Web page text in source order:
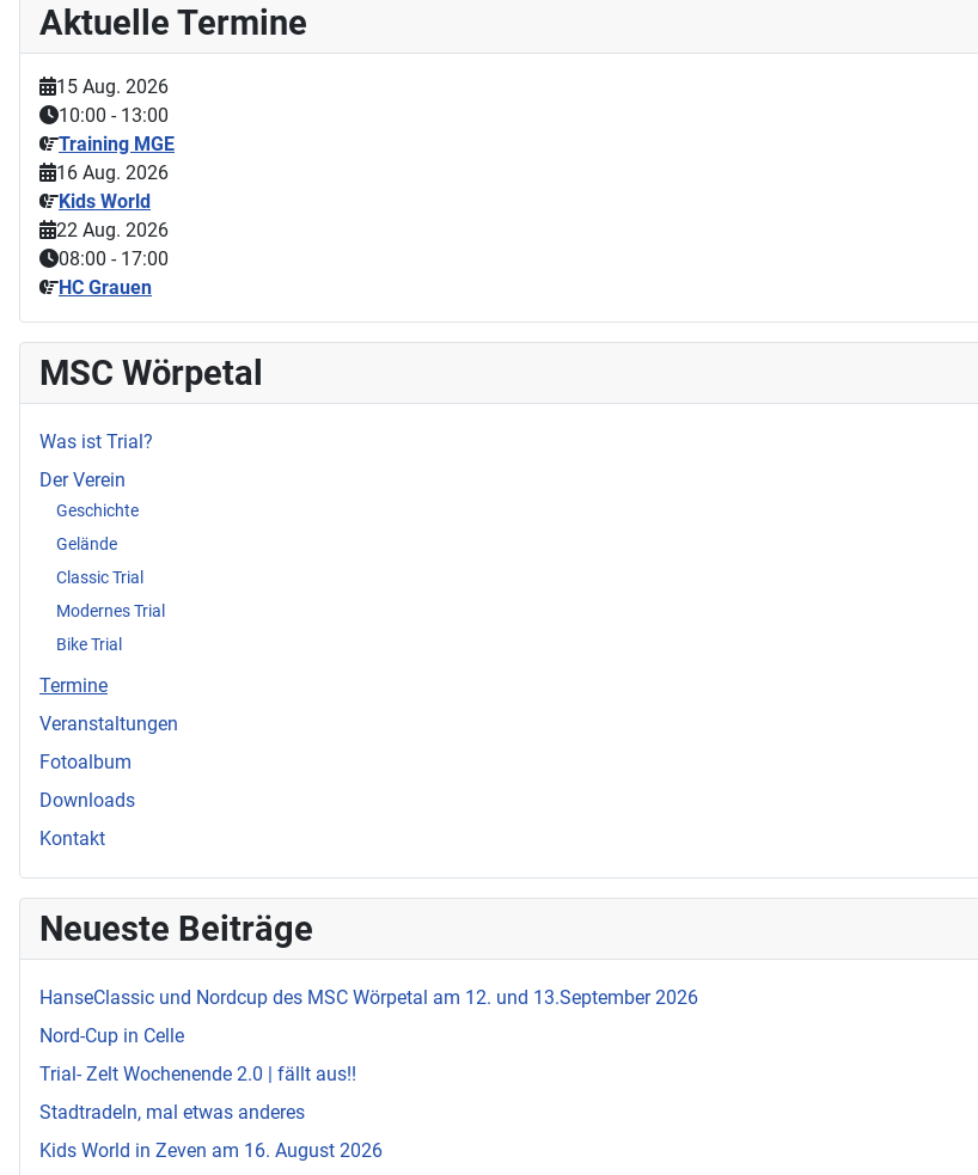
Aktuelle Termine
15 Aug. 2026
10:00 - 13:00
Training MGE
16 Aug. 2026
Kids World
22 Aug. 2026
08:00 - 17:00
HC Grauen
MSC Wörpetal
Was ist Trial?
Der Verein
Geschichte
Gelände
Classic Trial
Modernes Trial
Bike Trial
Termine
Veranstaltungen
Fotoalbum
Downloads
Kontakt
Neueste Beiträge
HanseClassic und Nordcup des MSC Wörpetal am 12. und 13.September 2026
Nord-Cup in Celle
Trial- Zelt Wochenende 2.0 | fällt aus!!
Stadtradeln, mal etwas anderes
Kids World in Zeven am 16. August 2026